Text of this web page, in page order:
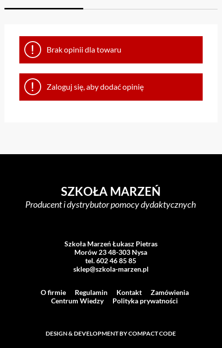
Brak opinii dla towaru
Zaloguj się, aby dodać opinię
SZKOŁA MARZEŃ
Producent i dystrybutor pomocy dydaktycznych
Szkoła Marzeń Łukasz Pietras
Morów 23 48-303 Nysa
tel. 602 46 85 85
sklep@szkola-marzen.pl
O firmie Regulamin Kontakt
Zamówienia
Centrum Wiedzy
Polityka prywatności
DESIGN & DEVELOPMENT BY COMPACT CODE